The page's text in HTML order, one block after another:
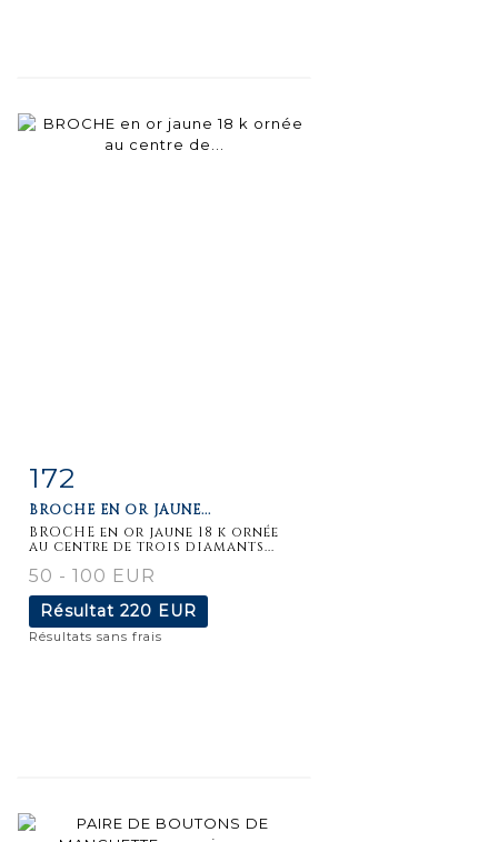
172
BROCHE EN OR JAUNE...
BROCHE en or jaune 18 k ornée
au centre de trois diamants...
50 - 100 EUR
Résultat 220 EUR
Résultats sans frais